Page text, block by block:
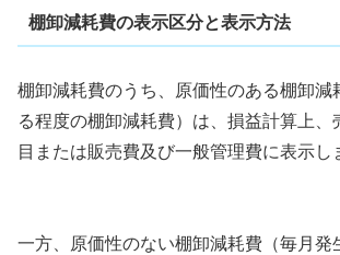
棚卸減耗費の表示区分と表示方法
棚卸減耗費のうち、原価性のある棚卸減
る程度の棚卸減耗費）は、損益計算上、
目または販売費及び一般管理費に表示し
一方、原価性のない棚卸減耗費（毎月発